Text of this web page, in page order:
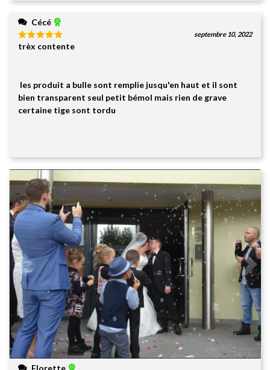
Cécé
Note5sur
septembre 10, 2022
trèx contente
les produit a bulle sont remplie jusqu'en haut et il sont
bien transparent seul petit bémol mais rien de grave
certaine tige sont tordu